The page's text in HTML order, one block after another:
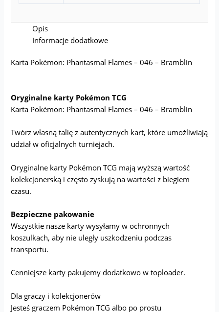
Opis
Informacje dodatkowe
Karta Pokémon: Phantasmal Flames – 046 – Bramblin
Oryginalne karty Pokémon TCG
Karta Pokémon: Phantasmal Flames – 046 – Bramblin
Twórz własną talię z autentycznych kart, które umożliwiają
udział w oficjalnych turniejach.
Oryginalne karty Pokémon TCG mają wyższą wartość
kolekcjonerską i często zyskują na wartości z biegiem
czasu.
Bezpieczne pakowanie
Wszystkie nasze karty wysyłamy w ochronnych
koszulkach, aby nie uległy uszkodzeniu podczas
transportu.
Cenniejsze karty pakujemy dodatkowo w toploader.
Dla graczy i kolekcjonerów
Jesteś graczem Pokémon TCG albo po prostu